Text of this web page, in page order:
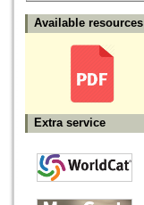
Available resources
Extra service